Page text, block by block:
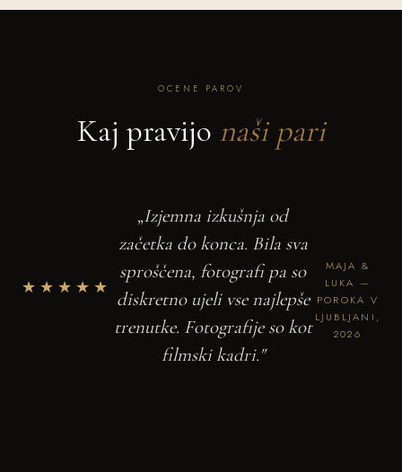
OCENE PAROV
Kaj pravijo naši pari
★★★★★
„Izjemna izkušnja od
začetka do konca. Bila sva
sproščena, fotografi pa so
diskretno ujeli vse najlepše
trenutke. Fotografije so kot
filmski kadri."
MAJA &
LUKA —
POROKA V
LJUBLJANI,
2026